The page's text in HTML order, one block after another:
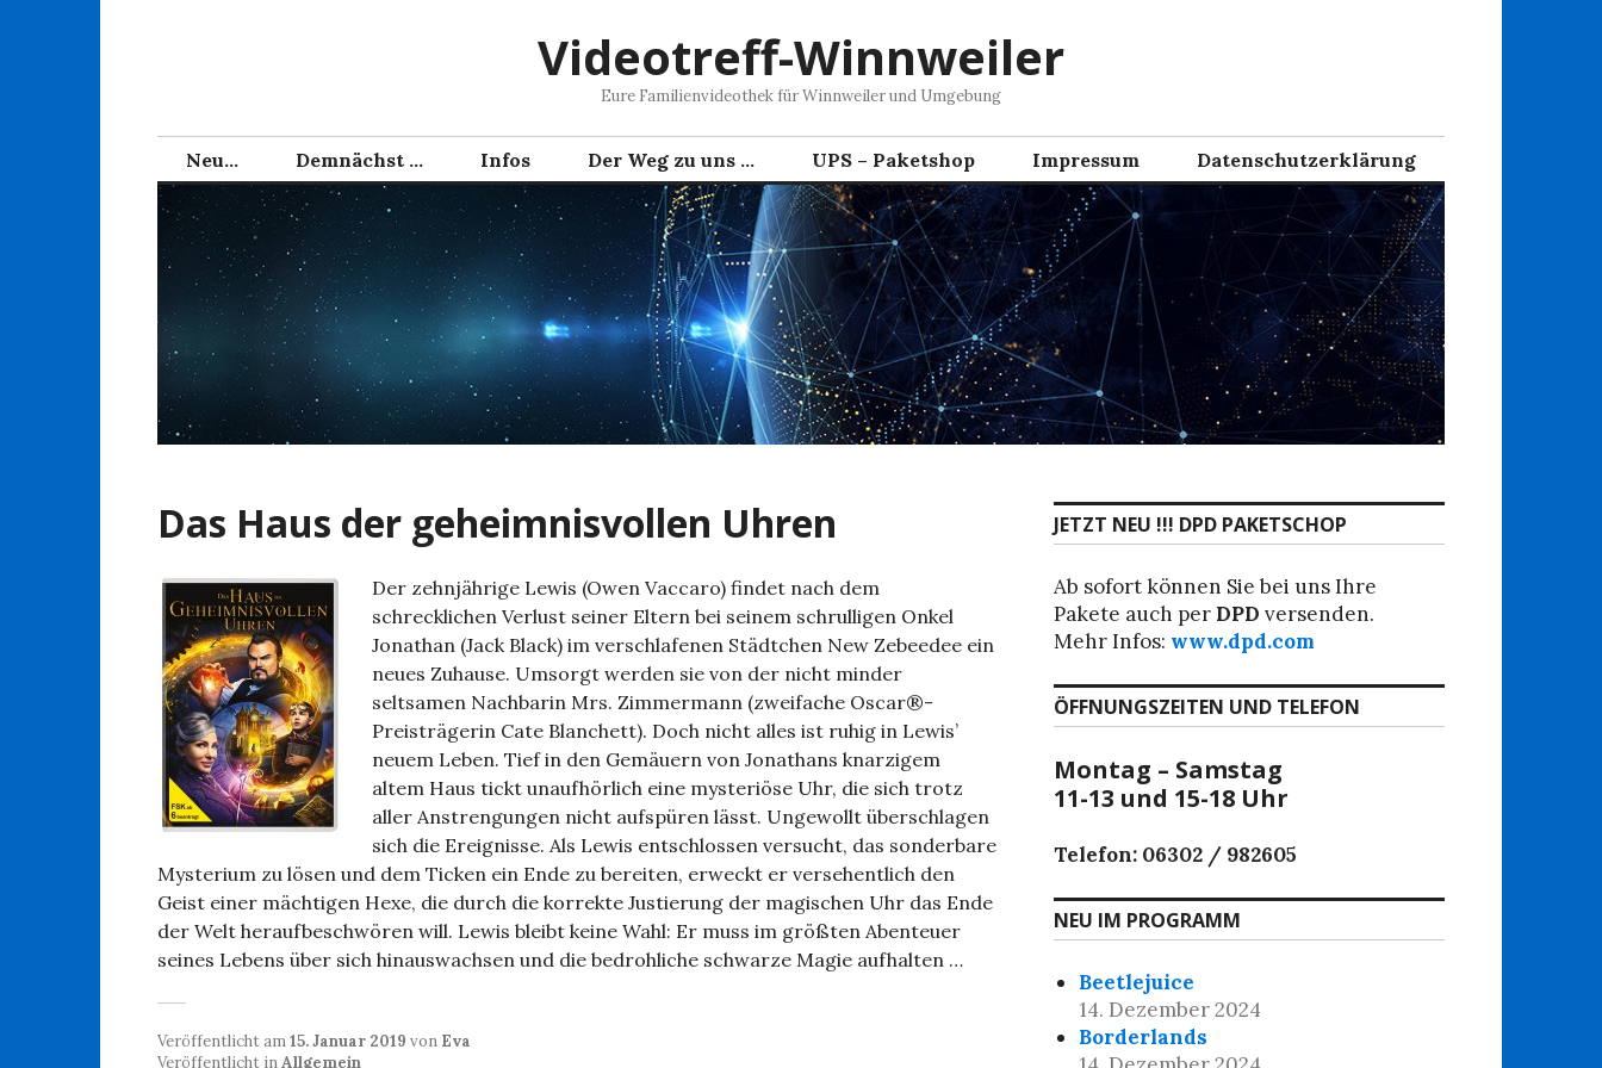
Videotreff-Winnweiler
Eure Familienvideothek für Winnweiler und Umgebung
Neu… Demnächst … Infos Der Weg zu uns … UPS – Paketshop Impressum Datenschutzerklärung
Das Haus der geheimnisvollen Uhren
Der zehnjährige Lewis (Owen Vaccaro) findet nach dem
schrecklichen Verlust seiner Eltern bei seinem schrulligen Onkel
Jonathan (Jack Black) im verschlafenen Städtchen New Zebeedee ein
neues Zuhause. Umsorgt werden sie von der nicht minder
seltsamen Nachbarin Mrs. Zimmermann (zweifache Oscar®-
Preisträgerin Cate Blanchett). Doch nicht alles ist ruhig in Lewis’
neuem Leben. Tief in den Gemäuern von Jonathans knarzigem
altem Haus tickt unaufhörlich eine mysteriöse Uhr, die sich trotz
aller Anstrengungen nicht aufspüren lässt. Ungewollt überschlagen
sich die Ereignisse. Als Lewis entschlossen versucht, das sonderbare
Mysterium zu lösen und dem Ticken ein Ende zu bereiten, erweckt er versehentlich den
Geist einer mächtigen Hexe, die durch die korrekte Justierung der magischen Uhr das Ende
der Welt heraufbeschwören will. Lewis bleibt keine Wahl: Er muss im größten Abenteuer
seines Lebens über sich hinauswachsen und die bedrohliche schwarze Magie aufhalten …
Veröffentlicht am15. Januar 2019 von Eva
Veröffentlicht inAllgemein
JETZT NEU !!! DPD PAKETSCHOP
Ab sofort können Sie bei uns Ihre
Pakete auch per DPD versenden.
Mehr Infos: www.dpd.com
ÖFFNUNGSZEITEN UND TELEFON
Montag – Samstag
11-13 und 15-18 Uhr
Telefon: 06302 / 982605
NEU IM PROGRAMM
Beetlejuice
14. Dezember 2024
Borderlands